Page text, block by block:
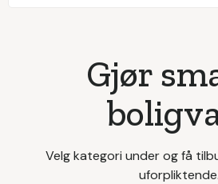
Gjør
Velg kategori under og få
uforpliktende.